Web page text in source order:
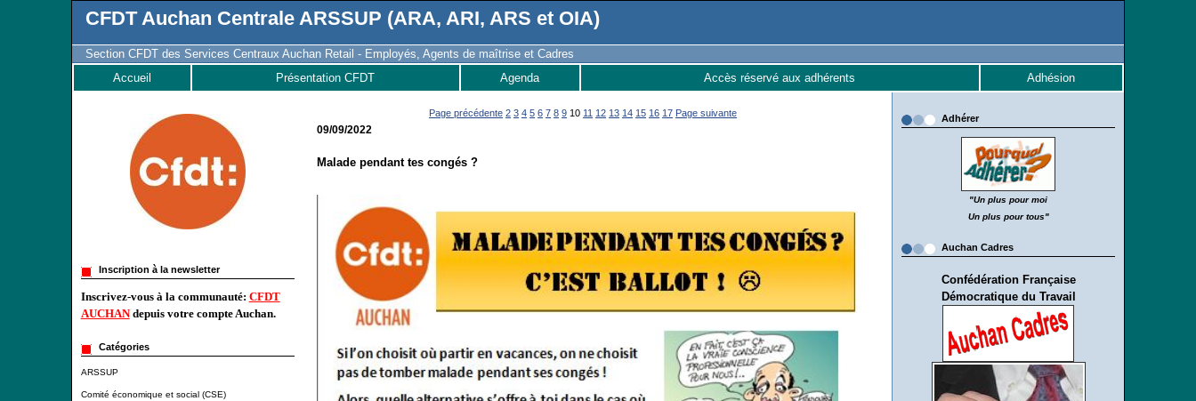
CFDT Auchan Centrale ARSSUP (ARA, ARI, ARS et OIA)
Section CFDT des Services Centraux Auchan Retail - Employés, Agents de maîtrise et Cadres
Accueil
Présentation CFDT Agenda Accès réservé aux adhérents Adhésion
Inscription à la newsletter
Inscrivez-vous à la communauté: CFDT
AUCHANdepuis votre compte Auchan.
Catégories
ARSSUP
Comité économique et social (CSE)
Adhérer
"Un plus pour moi
Un plus pour tous"
Auchan Cadres
Confédération Française
Démocratique du Travail
Page précédente 2 3 4 5 6 7 8 9 10 11 12 13 14 15 16 17 Page suivante
09/09/2022
Malade pendant tes congés ?